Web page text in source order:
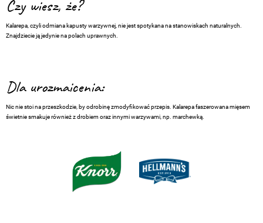
Czy wiesz, że?
Kalarepa, czyli odmiana kapusty warzywnej, nie jest spotykana na stanowiskach naturalnych.
Znajdziecie ją jedynie na polach uprawnych.
Dla urozmaicenia:
Nic nie stoi na przeszkodzie, by odrobinę zmodyfikować przepis. Kalarepa faszerowana mięsem
świetnie smakuje również z drobiem oraz innymi warzywami, np. marchewką.